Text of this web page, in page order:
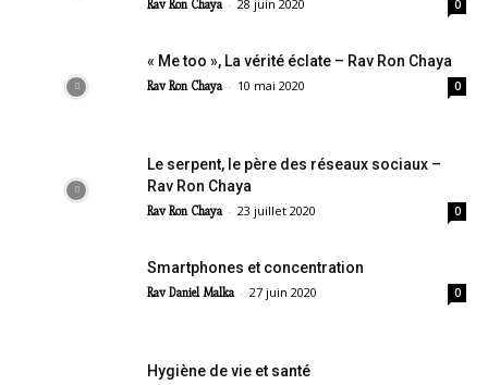
Rav Ron Chaya - 28 juin 2020 0
« Me too », La vérité éclate – Rav Ron Chaya
Rav Ron Chaya - 10 mai 2020 0
Le serpent, le père des réseaux sociaux –
Rav Ron Chaya
Rav Ron Chaya - 23 juillet 2020 0
Smartphones et concentration
Rav Daniel Malka - 27 juin 2020 0
Hygiène de vie et santé